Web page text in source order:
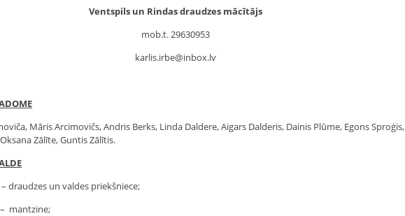
Ventspils un Rindas draudzes mācītājs
mob.t. 29630953
karlis.irbe@inbox.lv
Māris Arcimovičs, Andris Berks, Linda Daldere, Aigars Dalderis, Dainis Plūme, Egons Sproģis,
Zālīte, Guntis Zālītis.
draudzes un valdes priekšniece;
mantzine;